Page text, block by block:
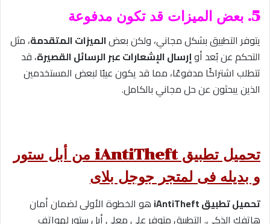
5. بعض الميزات قد تكون مدفوعة
يتوفر التطبيق بشكل مجاني، ولكن بعضالميزات المتقدمة، مثل
التحكم عن بُعد أوإرسال الإشعارات عبر الرسائل القصيرة، قد
تتطلب اشتراكًا مدفوعًا، مما قد يكون عيبًا لبعض المستخدمين
الذين يبحثون عن حل مجاني بالكامل.
تحميل تطبيق iAntiTheft من أبل ستور
و بديله فى لمتجر جوجل بلاى
تحميل تطبيق iAntiTheft
هو الخطوة الأولى لضمان أمان
هاتفك الذكي. التطبيق متوفر على معلى أبل ستور لهواتف